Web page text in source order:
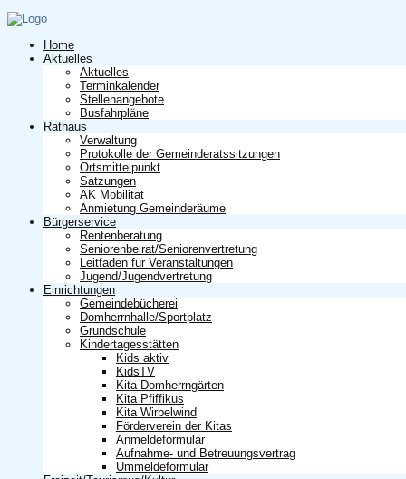
Home
Aktuelles
Aktuelles
Terminkalender
Stellenangebote
Busfahrpläne
Rathaus
Verwaltung
Protokolle der Gemeinderatssitzungen
Ortsmittelpunkt
Satzungen
AK Mobilität
Anmietung Gemeinderäume
Bürgerservice
Rentenberatung
Seniorenbeirat/Seniorenvertretung
Leitfaden für Veranstaltungen
Jugend/Jugendvertretung
Einrichtungen
Gemeindebücherei
Domherrnhalle/Sportplatz
Grundschule
Kindertagesstätten
Kids aktiv
KidsTV
Kita Domherrngärten
Kita Pfiffikus
Kita Wirbelwind
Förderverein der Kitas
Anmeldeformular
Aufnahme- und Betreuungsvertrag
Ummeldeformular